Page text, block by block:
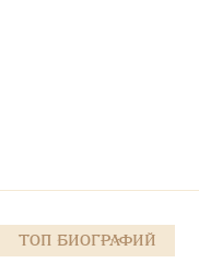
Топ Биографий